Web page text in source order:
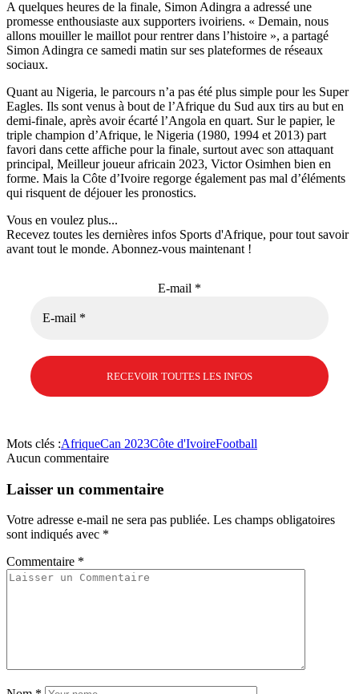
A quelques heures de la finale, Simon Adingra a adressé une
promesse enthousiaste aux supporters ivoiriens. « Demain, nous
allons mouiller le maillot pour rentrer dans l’histoire », a partagé
Simon Adingra ce samedi matin sur ses plateformes de réseaux
sociaux.
Quant au Nigeria, le parcours n’a pas été plus simple pour les Super
Eagles. Ils sont venus à bout de l’Afrique du Sud aux tirs au but en
demi-finale, après avoir écarté l’Angola en quart. Sur le papier, le
triple champion d’Afrique, le Nigeria (1980, 1994 et 2013) part
favori dans cette affiche pour la finale, surtout avec son attaquant
principal, Meilleur joueur africain 2023, Victor Osimhen bien en
forme. Mais la Côte d’Ivoire regorge également pas mal d’éléments
qui risquent de déjouer les pronostics.
Vous en voulez plus...
Recevez toutes les dernières infos Sports d'Afrique, pour tout savoir
avant tout le monde. Abonnez-vous maintenant !
E-mail *
Mots clés :AfriqueCan 2023Côte d'IvoireFootball
Aucun commentaire
Laisser un commentaire
Votre adresse e-mail ne sera pas publiée. Les champs obligatoires
sont indiqués avec *
Commentaire *